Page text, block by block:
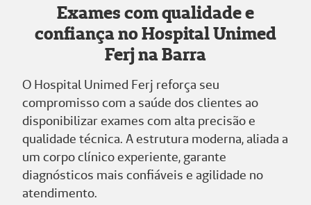
Exames com qualidade e
confiança no Hospital Unimed
Ferj na Barra
O Hospital Unimed Ferj reforça seu
compromisso com a saúde dos clientes ao
disponibilizar exames com alta precisão e
qualidade técnica. A estrutura moderna, aliada a
um corpo clínico experiente, garante
diagnósticos mais confiáveis e agilidade no
atendimento.